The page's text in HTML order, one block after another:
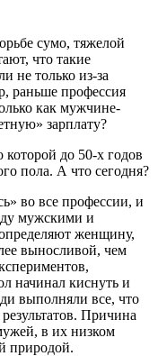
сумо, тяжелой
что такие
не только из-за
раньше профессия
как мужчине-
зарплату?
которой до 50-х годов
пола. А что сегодня?
во все профессии, и
мужскими и
женщину,
выносливой, чем
начинал киснуть и
выполняли все, что
Причина
в их низком
природой.